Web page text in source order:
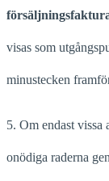
visas som
minustecken
5. Om endast vissa
onödiga raderna